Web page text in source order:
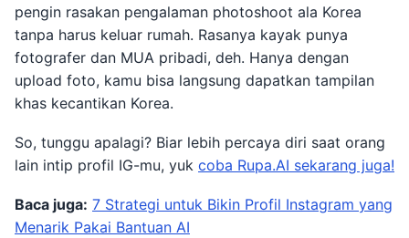
pengin rasakan pengalaman photoshoot ala Korea
tanpa harus keluar rumah. Rasanya kayak punya
fotografer dan MUA pribadi, deh. Hanya dengan
upload foto, kamu bisa langsung dapatkan tampilan
khas kecantikan Korea.
So, tunggu apalagi? Biar lebih percaya diri saat orang
lain intip profil IG-mu, yuk coba Rupa.AI sekarang juga!
Baca juga: 7 Strategi untuk Bikin Profil Instagram yang
Menarik Pakai Bantuan AI